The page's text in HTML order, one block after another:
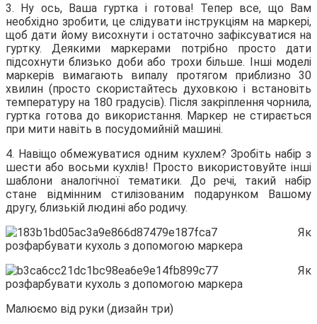
3. Ну ось, Ваша гуртка і готова! Тепер все, що Вам
необхідно зробити, це слідувати інструкціям на маркері,
щоб дати йому висохнути і остаточно зафіксуватися на
гуртку. Деякими маркерами потрібно просто дати
підсохнути близько доби або трохи більше. Інші моделі
маркерів вимагають випалу протягом приблизно 30
хвилин (просто скористайтесь духовкою і встановіть
температуру на 180 градусів). Після закріплення чорнила,
гуртка готова до використання. Маркер не стирається
при мити навіть в посудомийній машині.
4. Навіщо обмежуватися одним кухлем? Зробіть набір з
шести або восьми кухлів! Просто використовуйте інші
шаблони аналогічної тематики. До речі, такий набір
стане відмінним стилізованим подарунком Вашому
другу, близькій людині або родичу.
Малюємо від руки (дизайн три)